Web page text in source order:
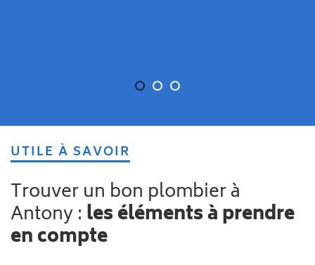
UTILE À SAVOIR
Trouver un bon plombier à
Antony : les éléments à prendre
en compte